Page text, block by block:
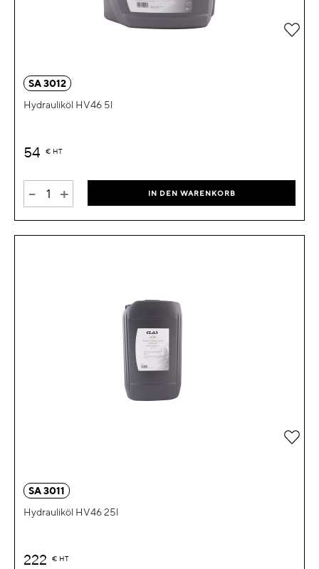
SA 3012
Hydrauliköl HV46 5l
54 € HT
- + IN DEN WARENKORB
Zur
SA 3011
Hydrauliköl HV46 25l
222 € HT
Zur